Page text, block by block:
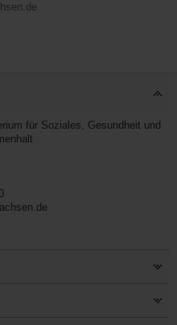
für Soziales, Gesundheit und